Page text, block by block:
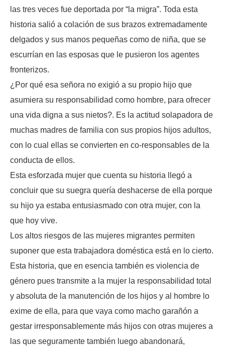
las tres veces fue deportada por “la migra”. Toda esta
historia salió a colación de sus brazos extremadamente
delgados y sus manos pequeñas como de niña, que se
escurrían en las esposas que le pusieron los agentes
fronterizos.
¿Por qué esa señora no exigió a su propio hijo que
asumiera su responsabilidad como hombre, para ofrecer
una vida digna a sus nietos?. Es la actitud solapadora de
muchas madres de familia con sus propios hijos adultos,
con lo cual ellas se convierten en co-responsables de la
conducta de ellos.
Esta esforzada mujer que cuenta su historia llegó a
concluir que su suegra quería deshacerse de ella porque
su hijo ya estaba entusiasmado con otra mujer, con la
que hoy vive.
Los altos riesgos de las mujeres migrantes permiten
suponer que esta trabajadora doméstica está en lo cierto.
Esta historia, que en esencia también es violencia de
género pues transmite a la mujer la responsabilidad total
y absoluta de la manutención de los hijos y al hombre lo
exime de ella, para que vaya como macho garañón a
gestar irresponsablemente más hijos con otras mujeres a
las que seguramente también luego abandonará,